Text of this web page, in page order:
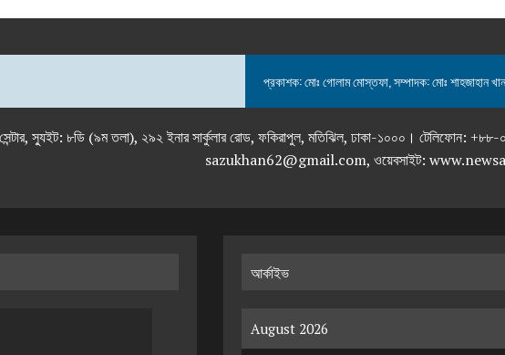
প্রকাশক: মোঃ গোলাম মোস্তফা, সম্পাদক: মোঃ শাহজাহান
সেন্টার, স্যুইট: ৮ডি (৯ম তলা), ২৯২ ইনার সার্কুলার রোড, ফকিরাপুল, মতিঝিল, ঢাকা-১০০০।
sazukhan62@gmail.com, ওয়েবসাইট:
আর্কাইভ
August 2026